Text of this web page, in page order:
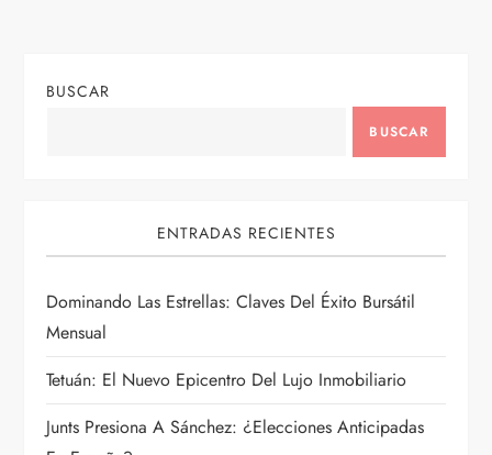
i
e
e
n
t
BUSCAR
BUSCAR
ENTRADAS RECIENTES
Dominando Las Estrellas: Claves Del Éxito Bursátil
Mensual
Tetuán: El Nuevo Epicentro Del Lujo Inmobiliario
Junts Presiona A Sánchez: ¿Elecciones Anticipadas